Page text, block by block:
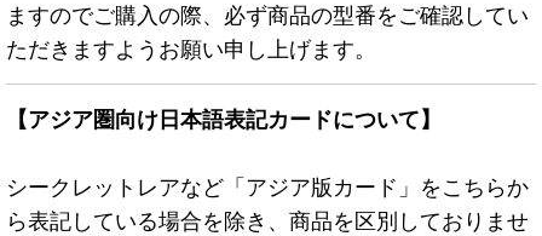
ますのでご購入の際、必ず商品の型番をご確認してい
ただきますようお願い申し上げます。
【アジア圏向け日本語表記カードについて】
シークレットレアなど「アジア版カード」をこちらか
ら表記している場合を除き、商品を区別しておりませ